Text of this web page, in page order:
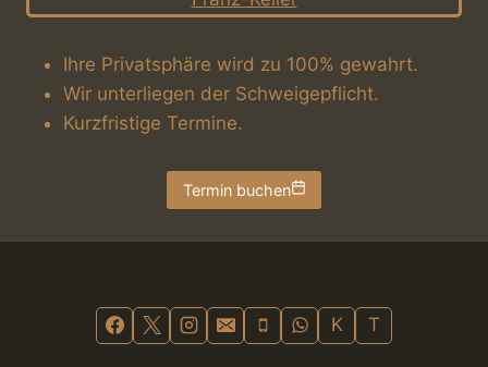
Ihre Privatsphäre wird zu 100% gewahrt.
Wir unterliegen der Schweigepflicht.
Kurzfristige Termine.
Termin buchen
K T